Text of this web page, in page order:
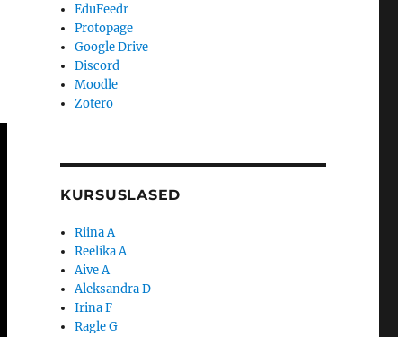
EduFeedr
Protopage
Google Drive
Discord
Moodle
Zotero
KURSUSLASED
Riina A
Reelika A
Aive A
Aleksandra D
Irina F
Ragle G